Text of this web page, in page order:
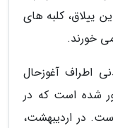
ییلاق، کلبه های
خورند.
اطراف آغوزحال
شده است که در
در اردیبهشت،